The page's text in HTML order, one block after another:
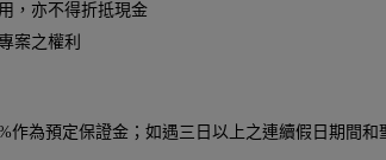
，亦不得折抵現金
案之權利
作為預定保證金；如遇三日以上之連續假日期間和